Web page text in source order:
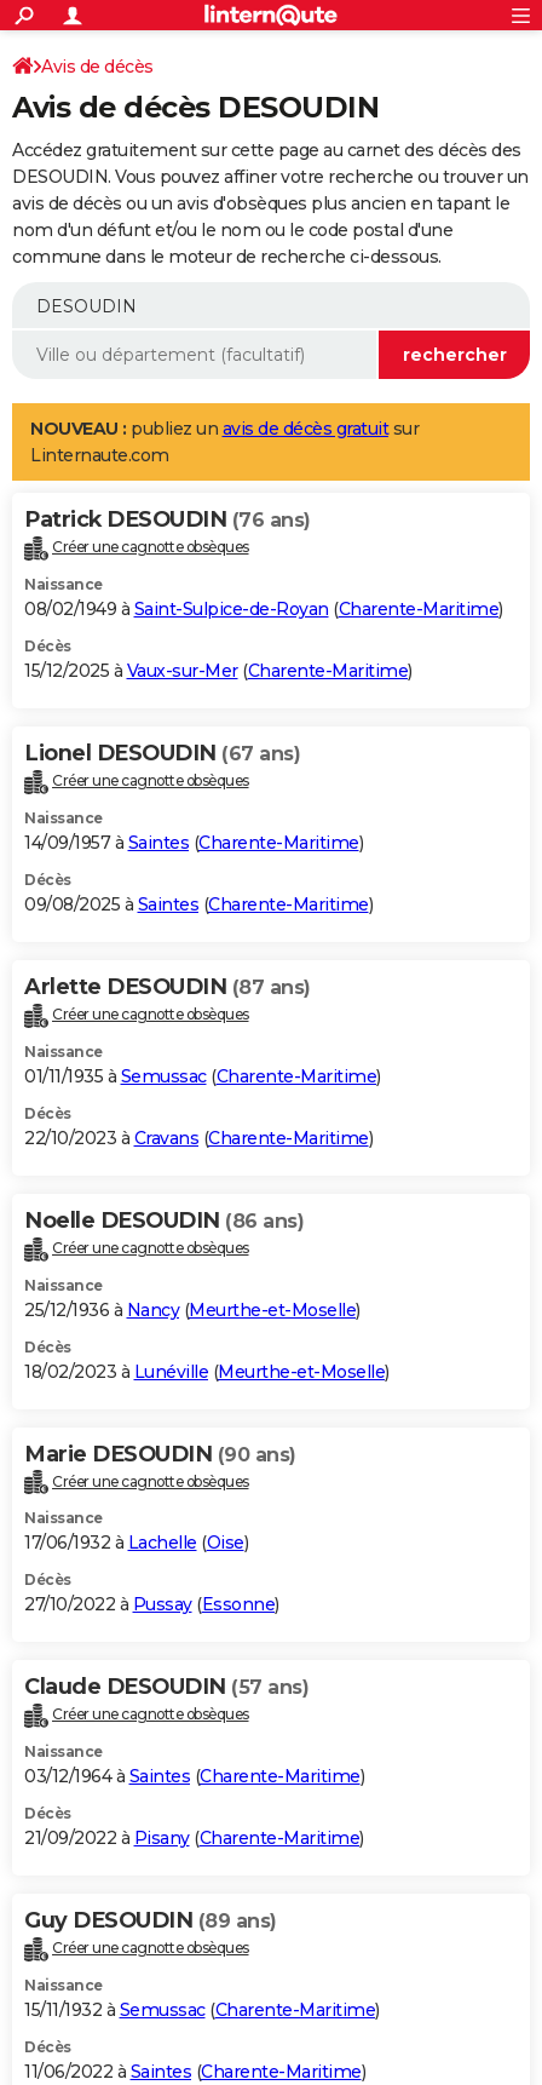
ACTUALITÉS
Politique
Société
Faits Divers
Education
Monde
Villes
+
SPORT
Coupe du monde 2026
Football
Tennis
Cyclisme
Rugby
Forum
Programme TV
TNT
Streaming
Cinéma
Sorties cinéma
Musique
+
FINANCE
Retraite
Epargne
Immobilier
Risques naturels par ville
Banque
Assurance
AUTO
Essais
Réserver un essai
Citadines
Berlines
SUV
Forum auto
+
Mobiles
Meilleur smartphone
Internet
Ordinateurs
Jeux vidéo
Guide high-tech
Aménagement intérieur
LIFESTYLE
Art de vivre
Bien-être
Loisirs
Mode
Modes de vie
Alimentation
Guide de la santé
Maladies
Médicaments
Sommeil
VOYAGE
Destinations
City break
Voyage nature
Voyage de noces
Forum
Climat
+PHOTO
GUIDES D'ACHAT
BONS PLANS
Carte de Noël
Carte Bonne année
Carte Saint-Valentin
Carte Pâques
Carte d'anniversaire
DICTIONNAIRE
Dictionnaire
Biographies
Citations
Expressions
Proverbes
PROGRAMME TV
S'inscrire
Se connecter
Lycées
Collèges
Primaires
Universités
Entreprises
Service militaire
Avis de recherche
AVIS DE DÉCÈS
Bricolage
Lifestyle
Culture
Sport
Auto
Television
Voyage
Cinema
Avis de décès
Avis de décès DESOUDIN
Accédez gratuitement sur cette page au carnet des décès des
DESOUDIN. Vous pouvez affiner votre recherche ou trouver un
avis de décès ou un avis d'obsèques plus ancien en tapant le
nom d'un défunt et/ou le nom ou le code postal d'une
commune dans le moteur de recherche ci-dessous.
NOUVEAU : publiez un avis de décès gratuitsur
Linternaute.com
Patrick DESOUDIN (76 ans)
Créer une cagnotte obsèques
Naissance
08/02/1949 à Saint-Sulpice-de-Royan (Charente-Maritime)
Décès
15/12/2025 à Vaux-sur-Mer(Charente-Maritime)
Lionel DESOUDIN (67 ans)
Créer une cagnotte obsèques
Naissance
14/09/1957 à Saintes (Charente-Maritime)
Décès
09/08/2025 à Saintes (Charente-Maritime)
Arlette DESOUDIN (87 ans)
Créer une cagnotte obsèques
Naissance
01/11/1935 à Semussac(Charente-Maritime)
Décès
22/10/2023 à Cravans (Charente-Maritime)
Noelle DESOUDIN (86 ans)
Créer une cagnotte obsèques
Naissance
25/12/1936 à Nancy(Meurthe-et-Moselle)
Décès
18/02/2023 à Lunéville (Meurthe-et-Moselle)
Marie DESOUDIN (90 ans)
Créer une cagnotte obsèques
Naissance
17/06/1932 à Lachelle (Oise)
Décès
27/10/2022 à Pussay(Essonne)
Claude DESOUDIN (57 ans)
Créer une cagnotte obsèques
Naissance
03/12/1964 à Saintes (Charente-Maritime)
Décès
21/09/2022 à Pisany(Charente-Maritime)
Guy DESOUDIN (89 ans)
Créer une cagnotte obsèques
Naissance
15/11/1932 à Semussac(Charente-Maritime)
Décès
11/06/2022 à Saintes (Charente-Maritime)